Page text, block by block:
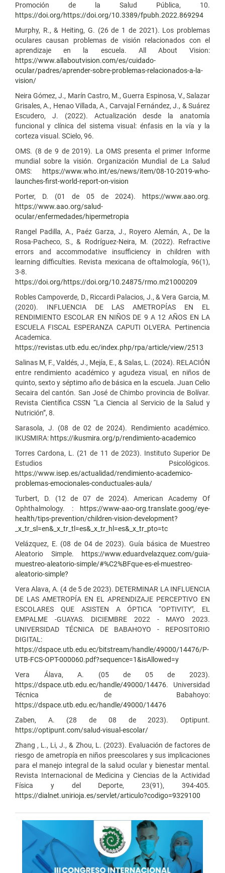
Promoción de la Salud Pública, 10.
https://doi.org/https://doi.org/10.3389/fpubh.2022.869294
Murphy, R., & Heiting, G. (26 de 1 de 2021). Los problemas
oculares causan problemas de visión relacionados con el
aprendizaje en la escuela. All About Vision:
https://www.allaboutvision.com/es/cuidado-
ocular/padres/aprender-sobre-problemas-relacionados-a-la-
vision/
Neira Gómez, J., Marín Castro, M., Guerra Espinosa, V., Salazar
Grisales, A., Henao Villada, A., Carvajal Fernández, J., & Suárez
Escudero, J. (2022). Actualización desde la anatomía
funcional y clínica del sistema visual: énfasis en la vía y la
corteza visual. SCielo, 96.
OMS. (8 de 9 de 2019). La OMS presenta el primer Informe
mundial sobre la visión. Organización Mundial de La Salud
OMS:
https://www.who.int/es/news/item/08-10-2019-who-
launches-first-world-report-on-vision
Porter, D. (01 de 05 de 2024).
https://www.aao.org.
https://www.aao.org/salud-
ocular/enfermedades/hipermetropia
Rangel Padilla, A., Paéz Garza, J., Royero Alemán, A., De la
Rosa-Pacheco, S., & Rodríguez-Neira, M. (2022). Refractive
errors and accommodative insufficiency in children with
learning difficulties. Revista mexicana de oftalmología, 96(1),
3-8.
https://doi.org/https://doi.org/10.24875/rmo.m21000209
Robles Campoverde, D., Riccardi Palacios, J., & Vera Garcia, M.
(2020). INFLUENCIA DE LAS AMETROPÍAS EN EL
RENDIMIENTO ESCOLAR EN NIÑOS DE 9 A 12 AÑOS EN LA
ESCUELA FISCAL ESPERANZA CAPUTI OLVERA. Pertinencia
Academica.
https://revistas.utb.edu.ec/index.php/rpa/article/view/2513
Salinas M, F., Valdés, J., Mejía, E., & Salas, L. (2024). RELACIÓN
entre rendimiento académico y agudeza visual, en niños de
quinto, sexto y séptimo año de básica en la escuela. Juan Celio
Secaira del cantón. San José de Chimbo provincia de Bolívar.
Revista Científica CSSN “La Ciencia al Servicio de la Salud y
Nutrición”, 8.
Sarasola, J. (08 de 02 de 2024). Rendimiento académico.
IKUSMIRA: https://ikusmira.org/p/rendimiento-academico
Torres Cardona, L. (21 de 11 de 2023). Instituto Superior De
Estudios Psicológicos.
https://www.isep.es/actualidad/rendimiento-academico-
problemas-emocionales-conductuales-aula/
Turbert, D. (12 de 07 de 2024). American Academy Of
Ophthalmology. :
https://www-aao-org.translate.goog/eye-
health/tips-prevention/children-vision-development?
_x_tr_sl=en&_x_tr_tl=es&_x_tr_hl=es&_x_tr_pto=tc
Velázquez, E. (08 de 04 de 2023). Guía básica de Muestreo
Aleatorio Simple.
https://www.eduardvelazquez.com/guia-
muestreo-aleatorio-simple/#%C2%BFque-es-el-muestreo-
aleatorio-simple?
Vera Alava, A. (4 de 5 de 2023). DETERMINAR LA INFLUENCIA
DE LAS AMETROPÍA EN EL APRENDIZAJE PERCEPTIVO EN
ESCOLARES QUE ASISTEN A ÓPTICA “OPTIVITY", EL
EMPALME -GUAYAS. DICIEMBRE 2022 - MAYO 2023.
UNIVERSIDAD TÉCNICA DE BABAHOYO - REPOSITORIO
DIGITAL:
https://dspace.utb.edu.ec/bitstream/handle/49000/14476/P-
UTB-FCS-OPT-000060.pdf?sequence=1&isAllowed=y
Vera Álava, A. (05 de 05 de 2023).
https://dspace.utb.edu.ec/handle/49000/14476. Universidad
Técnica de Babahoyo:
https://dspace.utb.edu.ec/handle/49000/14476
Zaben, A. (28 de 08 de 2023). Optipunt.
https://optipunt.com/salud-visual-escolar/
Zhang , L., Li, J., & Zhou, L. (2023). Evaluación de factores de
riesgo de ametropía en niños preescolares y sus implicaciones
para el manejo integral de la salud ocular y bienestar mental.
Revista Internacional de Medicina y Ciencias de la Actividad
Física y del Deporte, 23(91), 394-405.
https://dialnet.unirioja.es/servlet/articulo?codigo=9329100